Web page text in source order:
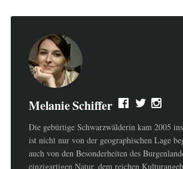
Melanie Schiffer
Die gebürtige Schwarzwälderin kam 2005
ist nicht nur von der geographischen Lage
auch von den Besonderheiten des
einzigartigen Natur, dem reichen